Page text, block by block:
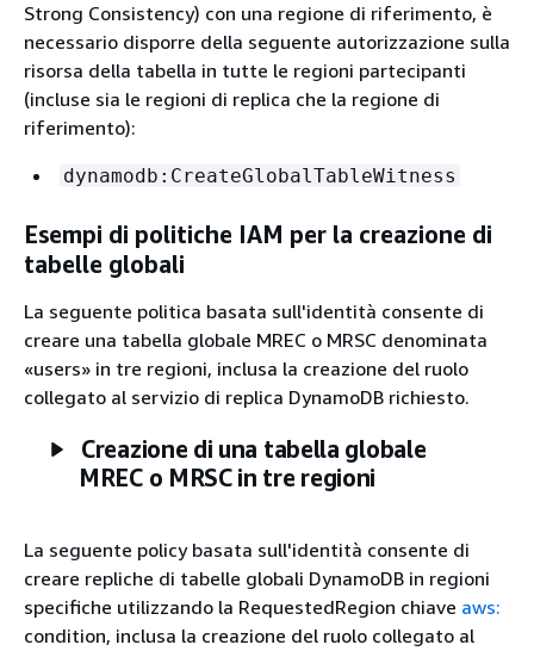
Strong Consistency) con una regione di riferimento, è
necessario disporre della seguente autorizzazione sulla
risorsa della tabella in tutte le regioni partecipanti
(incluse sia le regioni di replica che la regione di
riferimento):
dynamodb:CreateGlobalTableWitness
Esempi di politiche IAM per la creazione di
tabelle globali
La seguente politica basata sull'identità consente di
creare una tabella globale MREC o MRSC denominata
«users» in tre regioni, inclusa la creazione del ruolo
collegato al servizio di replica DynamoDB richiesto.
Creazione di una tabella globale
MREC o MRSC in tre regioni
La seguente policy basata sull'identità consente di
creare repliche di tabelle globali DynamoDB in regioni
specifiche utilizzando la RequestedRegion chiave aws:
condition, inclusa la creazione del ruolo collegato al